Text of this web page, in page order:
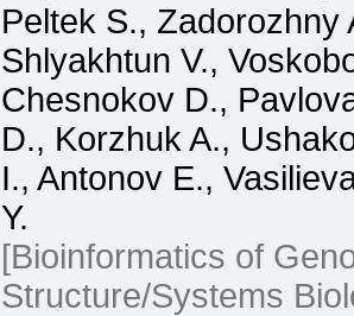
Peltek S., Zadorozhny
Shlyakhtun V.,
Chesnokov D.,
D., Korzhuk A.,
I., Antonov E.,
Y.
[Bioinformatics of
Structure/Systems